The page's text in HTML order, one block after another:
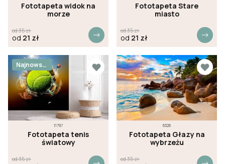
Fototapeta widok na
morze
od35zł
od 21 zł
Fototapeta Stare
miasto
od35zł
od 21 zł
11797
Fototapeta tenis
światowy
Najnowsz
e
od35zł
6326
Fototapeta Głazy na
wybrzeżu
od35zł